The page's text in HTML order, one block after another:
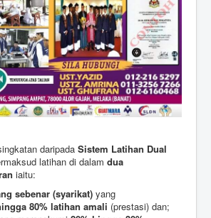
daripada Sistem Latihan Dual
latihan di dalam dua
iaitu:
sebenar (syarikat) yang
80% latihan amali (prestasi) dan;